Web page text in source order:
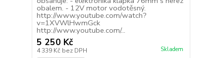
obalem. - 12V motor vodotěsný.
http://www.youtube.com/watch?
v=1XVWlHwmGck
http://www.youtube.com/...
5 250 Kč
4 339 Kč bez DPH Skladem